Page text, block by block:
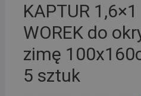
KAPTUR
WOREK do
zimę
5 sztuk